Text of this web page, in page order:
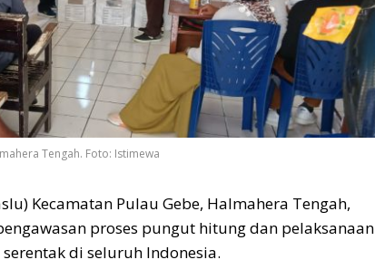
Tengah. Foto: Istimewa
Kecamatan Pulau Gebe, Halmahera Tengah,
proses pungut hitung dan pelaksanaan
di seluruh Indonesia.